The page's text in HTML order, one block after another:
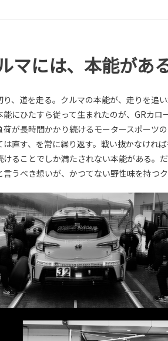
プレミアムサウンドシステ
ョン）にサブウーハーを追
マには、本能がある
り、道を走る。クルマの本能が、走りを追
能にひたすら従って生まれたのが、GRカロ
荷が長時間かかり続けるモータースポーツ
は直す、を常に繰り返す。戦い抜かなければ
けることでしか満たされない本能がある。だ
言うべき想いが、かつてない野性味を持つク